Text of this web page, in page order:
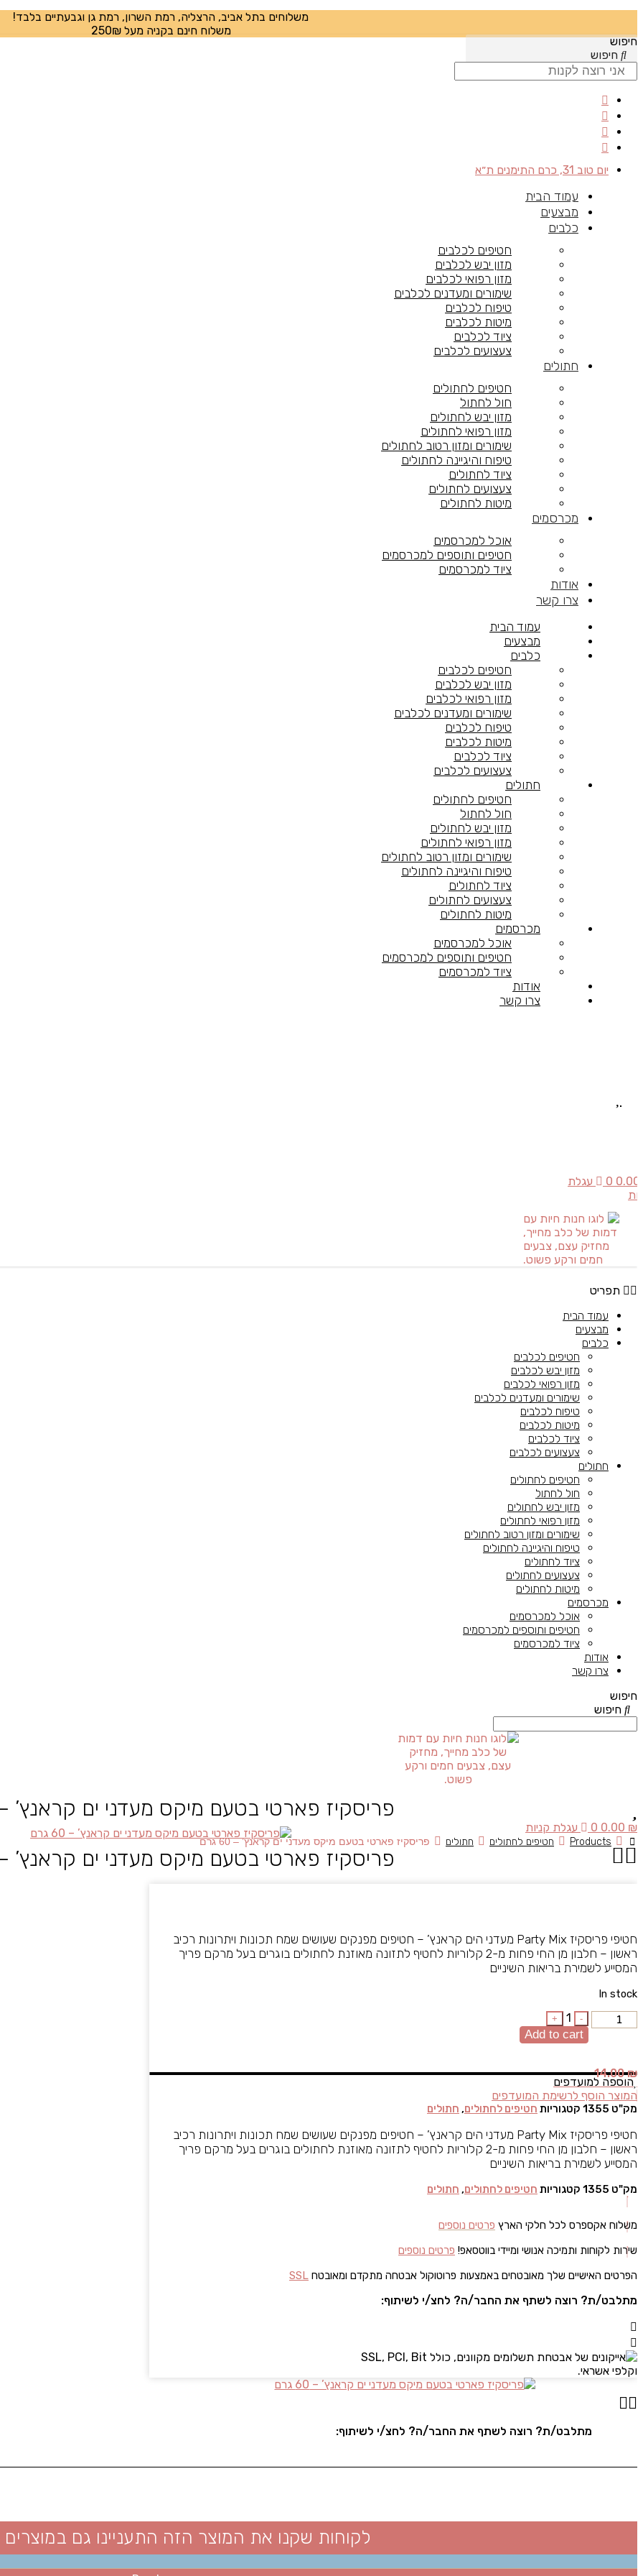
משלוחים בתל אביב, הרצליה, רמת השרון, רמת גן וגבעתיים בלבד!
משלוח חינם בקניה מעל 250₪
חיפוש
חיפוש
יום טוב 31, כרם התימנים ת״א
עמוד הבית
מבצעים
כלבים
חטיפים לכלבים
מזון יבש לכלבים
מזון רפואי לכלבים
שימורים ומעדנים לכלבים
טיפוח לכלבים
מיטות לכלבים
ציוד לכלבים
צעצועים לכלבים
חתולים
חטיפים לחתולים
חול לחתול
מזון יבש לחתולים
מזון רפואי לחתולים
שימורים ומזון רטוב לחתולים
טיפוח והיגיינה לחתולים
ציוד לחתולים
צעצועים לחתולים
מיטות לחתולים
מכרסמים
אוכל למכרסמים
חטיפים ותוספים למכרסמים
ציוד למכרסמים
אודות
צרו קשר
עמוד הבית
מבצעים
כלבים
חטיפים לכלבים
מזון יבש לכלבים
מזון רפואי לכלבים
שימורים ומעדנים לכלבים
טיפוח לכלבים
מיטות לכלבים
ציוד לכלבים
צעצועים לכלבים
חתולים
חטיפים לחתולים
חול לחתול
מזון יבש לחתולים
מזון רפואי לחתולים
שימורים ומזון רטוב לחתולים
טיפוח והיגיינה לחתולים
ציוד לחתולים
צעצועים לחתולים
מיטות לחתולים
מכרסמים
אוכל למכרסמים
חטיפים ותוספים למכרסמים
ציוד למכרסמים
אודות
צרו קשר
0.00
0
עגלת
תפריט
עמוד הבית
מבצעים
כלבים
חטיפים לכלבים
מזון יבש לכלבים
מזון רפואי לכלבים
שימורים ומעדנים לכלבים
טיפוח לכלבים
מיטות לכלבים
ציוד לכלבים
צעצועים לכלבים
חתולים
חטיפים לחתולים
חול לחתול
מזון יבש לחתולים
מזון רפואי לחתולים
שימורים ומזון רטוב לחתולים
טיפוח והיגיינה לחתולים
ציוד לחתולים
צעצועים לחתולים
מיטות לחתולים
מכרסמים
אוכל למכרסמים
חטיפים ותוספים למכרסמים
ציוד למכרסמים
אודות
צרו קשר
חיפוש
חיפוש
0.00 ₪
0 עגלת קניות
Products חטיפים לחתולים חתולים פריסקיז פארטי בטעם מיקס מעדני ים קראנץ’ – 60 גרם
פריסקיז פארטי בטעם מיקס מעדני ים קראנץ’ – 60
פריסקיז פארטי בטעם מיקס מעדני ים קראנץ’ – 60
חטיפי פריסקיז Party Mix מעדני הים קראנץ’ – חטיפים מפנקים שעושים שמח תכונות ויתרונות רכיב
ראשון – חלבון מן החי פחות מ-2 קלוריות לחטיף לתזונה מאוזנת לחתולים בוגרים בעל מרקם פריך
המסייע לשמירת בריאות השיניים
In stock
Quantity
-
1
+
Add to cart
14.00₪
הוספה למועדפים
המוצר הוסף לרשימת המועדפים
מק"ט 1355 קטגוריות חטיפים לחתולים, חתולים
חטיפי פריסקיז Party Mix מעדני הים קראנץ’ – חטיפים מפנקים שעושים שמח תכונות ויתרונות רכיב
ראשון – חלבון מן החי פחות מ-2 קלוריות לחטיף לתזונה מאוזנת לחתולים בוגרים בעל מרקם פריך
המסייע לשמירת בריאות השיניים
מק"ט 1355 קטגוריות חטיפים לחתולים, חתולים
משלוח אקספרס לכל חלקי הארץ פרטים נוספים
שירות לקוחות ותמיכה אנושי ומיידי בווטסאפ! פרטים נוספים
הפרטים האישיים שלך מאובטחים באמצעות פרוטוקול אבטחה מתקדם ומאובטח SSL
מתלבט/ת? רוצה לשתף את החבר/ה? לחצ/י לשיתוף:
מתלבט/ת? רוצה לשתף את החבר/ה? לחצ/י לשיתוף:
לקוחות שקנו את המוצר הזה התעניינו גם